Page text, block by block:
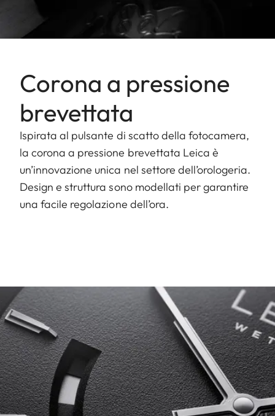
Corona a pressione
brevettata
Ispirata al pulsante di scatto della fotocamera,
la corona a pressione brevettata Leica è
un’innovazione unica nel settore dell’orologeria.
Design e struttura sono modellati per garantire
una facile regolazione dell’ora.